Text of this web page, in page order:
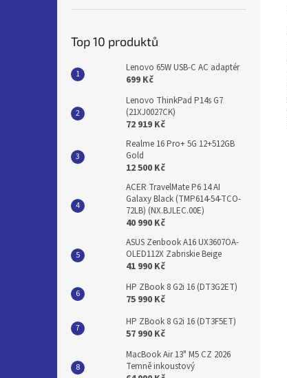
Top 10 produktů
Lenovo 65W USB-C AC adaptér
699 Kč
Lenovo ThinkPad P14s G7
(21XJ0027CK)
72 919 Kč
Realme 16 Pro+ 5G 12+512GB
Gold
12 500 Kč
ACER TravelMate P6 14 AI
Galaxy Black (TMP614-54-TCO-
72LB) (NX.BJLEC.00E)
40 990 Kč
ASUS Zenbook A16 UX3607OA-
OLED112X Zabriskie Beige
41 990 Kč
HP ZBook 8 G2i 16 (DT3G2ET)
75 990 Kč
HP ZBook 8 G2i 16 (DT3F5ET)
57 990 Kč
MacBook Air 13" M5 CZ 2026
Temně inkoustový